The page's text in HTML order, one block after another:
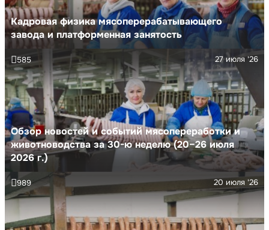
Кадровая физика мясоперерабатывающего
завода и платформенная занятость
Обзор новостей и событий мясопереработки и
животноводства за 30-ю неделю (20–26 июля
2026 г.)
27 июля '26
585
20 июля '26
989